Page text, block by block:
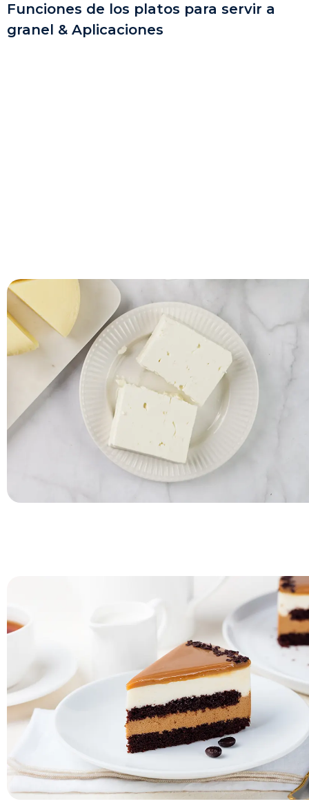
Funciones de los platos para servir a
granel & Aplicaciones
Platos para servir queso
Los platos para servir planos y redondos se pueden utilizar
platos para servir queso..
Los platos para servir también se utilizan como platos para
pasteles en fiestas y muchas otras reuniones..